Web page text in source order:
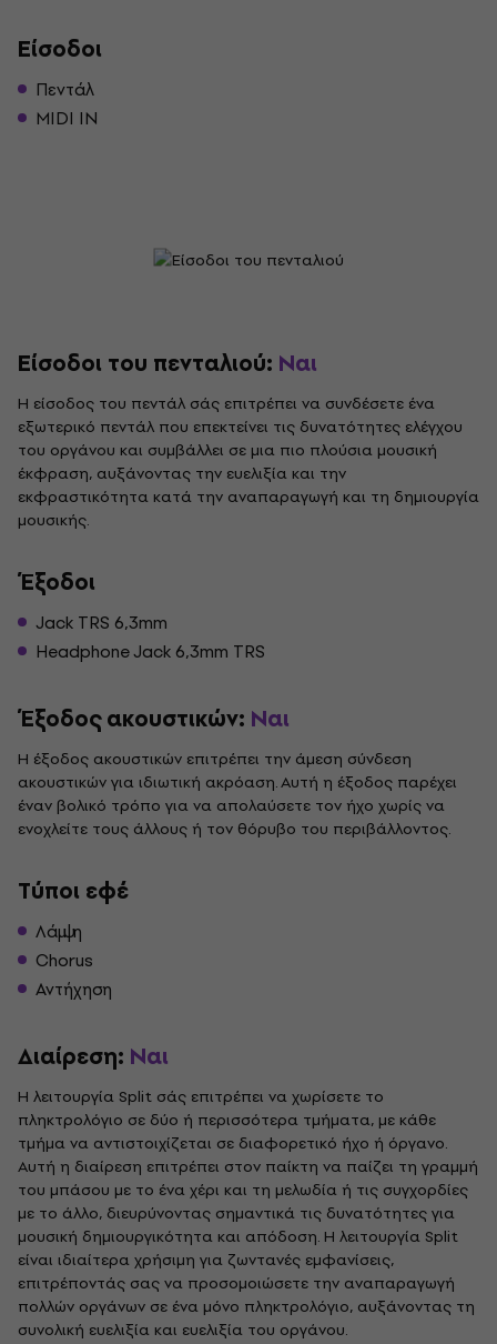
Είσοδοι
Πεντάλ
MIDI IN
Είσοδοι του πενταλιού: Ναι
Η είσοδος του πεντάλ σάς επιτρέπει να συνδέσετε ένα
εξωτερικό πεντάλ που επεκτείνει τις δυνατότητες ελέγχου
του οργάνου και συμβάλλει σε μια πιο πλούσια μουσική
έκφραση, αυξάνοντας την ευελιξία και την
εκφραστικότητα κατά την αναπαραγωγή και τη δημιουργία
μουσικής.
Έξοδοι
Jack TRS 6,3mm
Headphone Jack 6,3mm TRS
Έξοδος ακουστικών: Ναι
Η έξοδος ακουστικών επιτρέπει την άμεση σύνδεση
ακουστικών για ιδιωτική ακρόαση. Αυτή η έξοδος παρέχει
έναν βολικό τρόπο για να απολαύσετε τον ήχο χωρίς να
ενοχλείτε τους άλλους ή τον θόρυβο του περιβάλλοντος.
Τύποι εφέ
Λάμψη
Chorus
Αντήχηση
Διαίρεση: Ναι
Η λειτουργία Split σάς επιτρέπει να χωρίσετε το
πληκτρολόγιο σε δύο ή περισσότερα τμήματα, με κάθε
τμήμα να αντιστοιχίζεται σε διαφορετικό ήχο ή όργανο.
Αυτή η διαίρεση επιτρέπει στον παίκτη να παίζει τη γραμμή
του μπάσου με το ένα χέρι και τη μελωδία ή τις συγχορδίες
με το άλλο, διευρύνοντας σημαντικά τις δυνατότητες για
μουσική δημιουργικότητα και απόδοση. Η λειτουργία Split
είναι ιδιαίτερα χρήσιμη για ζωντανές εμφανίσεις,
επιτρέποντάς σας να προσομοιώσετε την αναπαραγωγή
πολλών οργάνων σε ένα μόνο πληκτρολόγιο, αυξάνοντας τη
συνολική ευελιξία και ευελιξία του οργάνου.